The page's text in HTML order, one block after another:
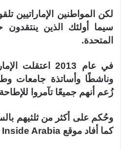
لكن المواطنين الإماراتيين
سيما أولئك الذين ينتقدون
المتحدة.
وناشطًا وأساتذة جامعات
زُعم أنهم جميعًا تآمروا
وحُكم على أكثر من ثلثيهم
كما أفاد موقع Inside Arabia العام الماضي.